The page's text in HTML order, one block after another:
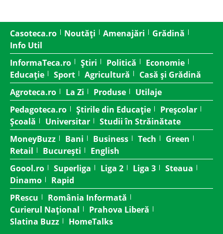
Casoteca.ro Noutăți Amenajări
Grădină
Info Util
InformaTeca.ro
Știri Politică
Economie
Educație
Sport Agricultură
Casă și Grădină
Agroteca.ro
La Zi Produse
Utilaje
Pedagoteca.ro
Știrile din Educație
Preșcolar
Școală
Universitar
Studii în Străinătate
MoneyBuzz
Bani Business Tech
Green
Retail
București
English
Goool.ro
Superliga Liga 2 Liga 3
Steaua
Dinamo
Rapid
PRescu
România Informată
Curierul Național
Prahova Liberă
Slatina Buzz
HomeTalks